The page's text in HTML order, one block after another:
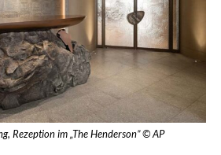
Rezeption im „The Henderson” © AP